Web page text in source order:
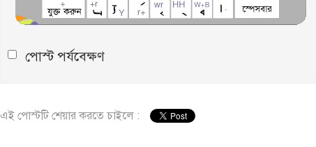
পোস্ট পর্যবেক্ষণ
এই পোস্টটি শেয়ার করতে চাইলে :